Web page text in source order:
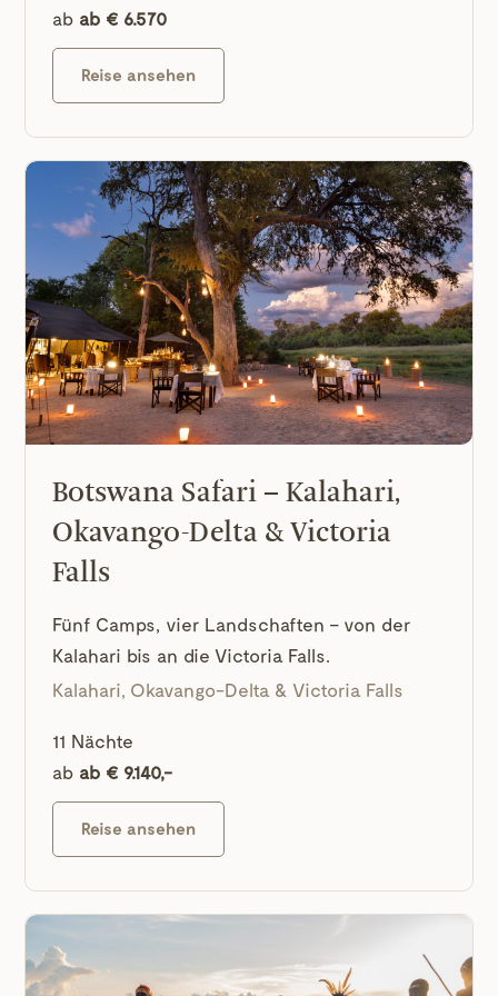
ab ab € 6.570
Reise ansehen
Botswana Safari – Kalahari,
Okavango-Delta & Victoria
Falls
Fünf Camps, vier Landschaften – von der
Kalahari bis an die Victoria Falls.
Kalahari, Okavango-Delta & Victoria Falls
11 Nächte
ab ab € 9.140,-
Reise ansehen